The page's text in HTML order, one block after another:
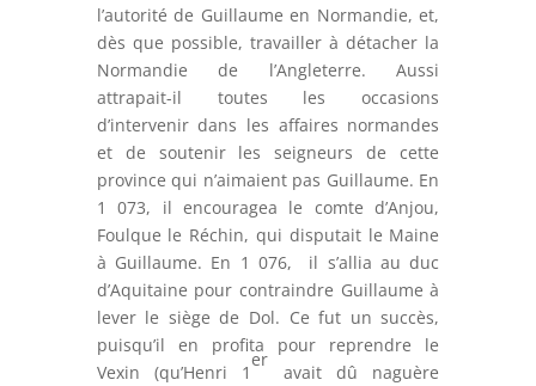
l’autorité de Guillaume en Normandie, et,
dès que possible, travailler à détacher la
Normandie de l’Angleterre. Aussi
attrapait-il toutes les occasions
d’intervenir dans les affaires normandes
et de soutenir les seigneurs de cette
province qui n’aimaient pas Guillaume. En
1 073, il encouragea le comte d’Anjou,
Foulque le Réchin, qui disputait le Maine
à Guillaume. En 1 076, il s’allia au duc
d’Aquitaine pour contraindre Guillaume à
lever le siège de Dol. Ce fut un succès,
puisqu’il en profita pour reprendre le
Vexin (qu’Henri 1
er
avait dû naguère